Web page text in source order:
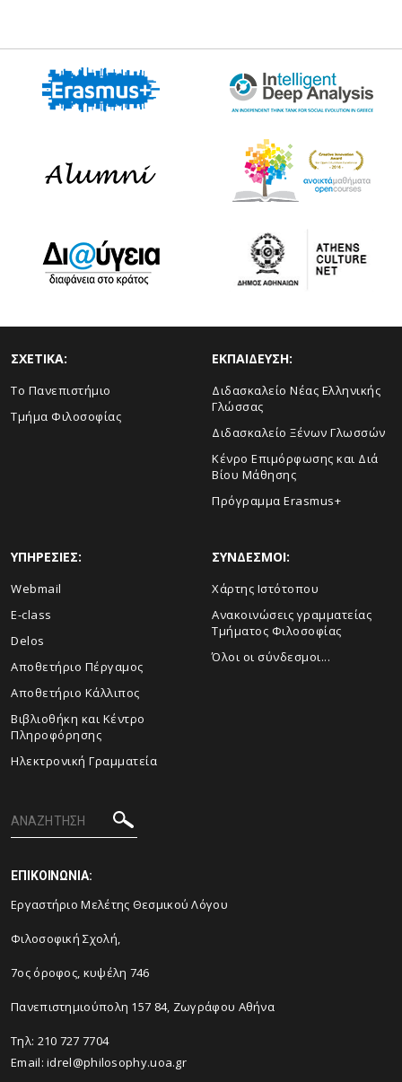
ΣΧΕΤΙΚΑ:
Το Πανεπιστήμιο
Τμήμα Φιλοσοφίας
ΕΚΠΑΙΔΕΥΣΗ:
Διδασκαλείο Νέας Ελληνικής
Γλώσσας
Διδασκαλείο Ξένων Γλωσσών
Κένρο Επιμόρφωσης και Διά
Βίου Μάθησης
Πρόγραμμα Erasmus+
ΥΠΗΡΕΣΙΕΣ:
Webmail
E-class
Delos
Αποθετήριο Πέργαμος
Αποθετήριο Κάλλιπος
Βιβλιοθήκη και Κέντρο
Πληροφόρησης
Ηλεκτρονική Γραμματεία
ΣΥΝΔΕΣΜΟΙ:
Χάρτης Ιστότοπου
Ανακοινώσεις γραμματείας
Τμήματος Φιλοσοφίας
Όλοι οι σύνδεσμοι...
ΕΠΙΚΟΙΝΩΝΙΑ:
Εργαστήριο Μελέτης Θεσμικού Λόγου
Φιλοσοφική Σχολή,
7ος όροφος, κυψέλη 746
Πανεπιστημιούπολη 157 84, Ζωγράφου Αθήνα
Τηλ: 210 727 7704
Email:idrel@philosophy.uoa.gr